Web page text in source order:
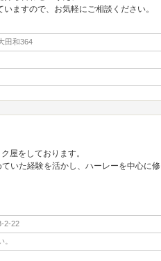
ますので、お気軽にご相談ください。
田和364
屋をしております。
いた経験を活かし、ハーレーを中心に修
2-22